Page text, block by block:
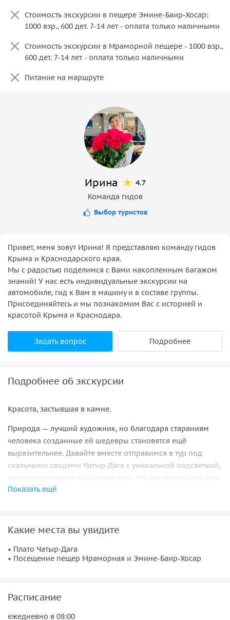
Стоимость экскурсии в пещере Эмине-Баир-Хосар:
1000 взр., 600 дет. 7-14 лет - оплата только наличными
Стоимость экскурсии в Мраморной пещере - 1000 взр.,
600 дет. 7-14 лет - оплата только наличными
Питание на маршруте
Ирина
4.7
Команда гидов
Выбор туристов
Привет, меня зовут Ирина! Я представляю команду гидов
Крыма и Краснодарского края.
Мы с радостью поделимся с Вами накопленным багажом
знаний! У нас есть индивидуальные экскурсии на
автомобиле, гид к Вам в машину и в составе группы.
Присоединяйтесь и мы познакомим Вас с историей и
красотой Крыма и Краснодара.
Задать вопрос Подробнее
Подробнее об экскурсии
Красота, застывшая в камне.
Природа — лучший художник, но благодаря стараниям
человека созданные ей шедевры становятся ещё
выразительнее. Давайте вместе отправимся в тур под
скальными сводами Чатыр-Дага с уникальной подсветкой,
которая усиливает ощущение того, что вы попали в сказку.
сады «каменных цветов», застывшие водопады и
небольшие подземные озёра, стройные колонны и
фигуры фантастических персонажей.
поверхность, у вас будет время на то, чтобы пообедать в
уютном кафе с блюдами восточной кухни.
Показать ещё
Какие места вы увидите
• Плато Чатыр-Дага
• Посещение пещер Мраморная и Эмине-Баир-Хосар
Расписание
ежедневно в 08:00